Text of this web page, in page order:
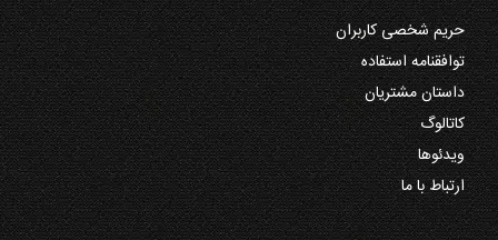
حریم شخصی کاربران
توافقنامه استفاده
داستان مشتریان
کاتالوگ
ویدئوها
ارتباط با ما